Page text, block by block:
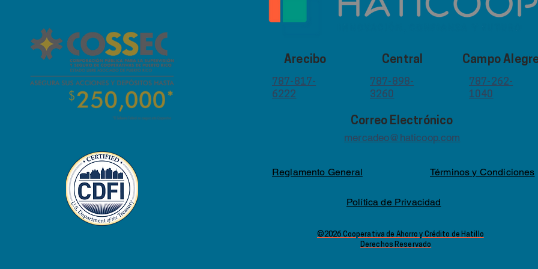
Arecibo
787-817-
6222
Central
787-898-
3260
Campo
787-262-
1040
Correo Electrónico
mercadeo@haticoop.com
Reglamento General Términos y Condiciones
Política de Privacidad
©2026 Cooperativa de Ahorro y Crédito de Hatillo
Derechos Reservado